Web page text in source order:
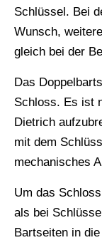
Schlüssel. Bei
Wunsch,
gleich bei der
Das
Schloss. Es ist
Dietrich
mit dem
mechanisches
Um das
als bei
Bartseiten in